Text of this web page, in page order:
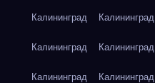
Калининград Калининград
Калининград Калининград
Калининград Калининград